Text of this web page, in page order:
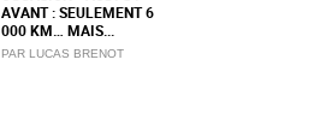
AVANT : SEULEMENT 6
000 KM… MAIS...
PAR LUCAS BRENOT